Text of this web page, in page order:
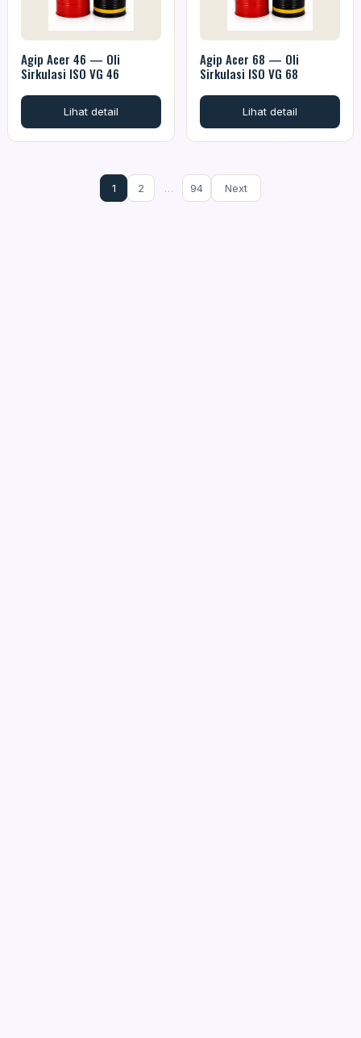
Agip Acer 46 — Oli
Sirkulasi ISO VG 46
Lihat detail
Agip Acer 68 — Oli
Sirkulasi ISO VG 68
Lihat detail
1 2 … 94 Next